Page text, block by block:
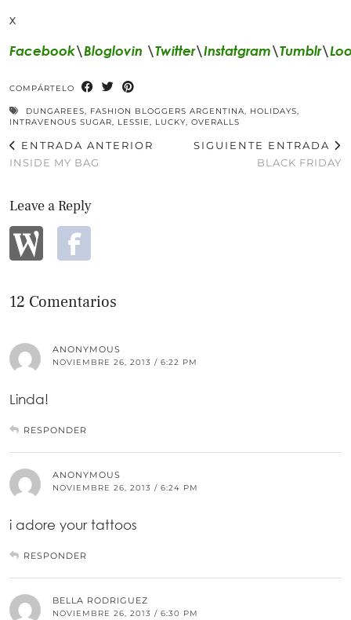
x
Facebook\Bloglovin \Twitter\Instatgram\Tumblr\
COMPÁRTELO
DUNGAREES, FASHION BLOGGERS ARGENTINA, HOLIDAYS,
INTRAVENOUS SUGAR, LESSIE, LUCKY, OVERALLS
ENTRADA ANTERIOR
INSIDE MY BAG
SIGUIENTE ENTRADA
BLACK FRIDAY
Leave a Reply
12 Comentarios
ANONYMOUS
NOVIEMBRE 26, 2013 / 6:22 PM
Linda!
RESPONDER
ANONYMOUS
NOVIEMBRE 26, 2013 / 6:24 PM
i adore your tattoos
RESPONDER
BELLA RODRIGUEZ
NOVIEMBRE 26, 2013 / 6:30 PM